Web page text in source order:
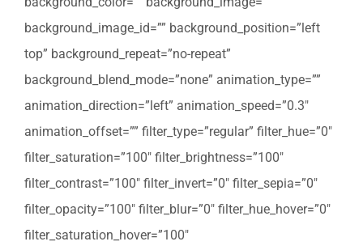
background_image_id=”” background_position=”left
top” background_repeat=”no-repeat”
background_blend_mode=”none” animation_type=””
animation_direction=”left” animation_speed=”0.3″
animation_offset=”” filter_type=”regular” filter_hue=”0″
filter_saturation=”100″ filter_brightness=”100″
filter_contrast=”100″ filter_invert=”0″ filter_sepia=”0″
filter_opacity=”100″ filter_blur=”0″ filter_hue_hover=”0″
filter_saturation_hover=”100″